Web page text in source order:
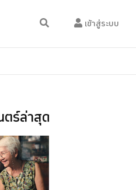
เข้าสู่ระบบ
ร์ล่าสุด